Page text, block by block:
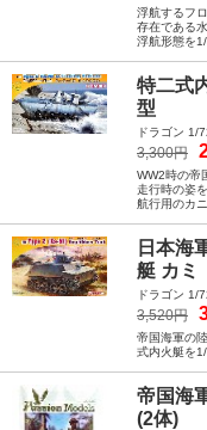
浮航するフ
存在である
浮航形態を
特二式
型
ドラゴン 1/
3,300円
WW2時の帝
走行時の姿
航行用のカ
日本海
艇 カミ
ドラゴン 1/
3,520円
帝国海軍の
式内火艇を
帝国海
(2体)